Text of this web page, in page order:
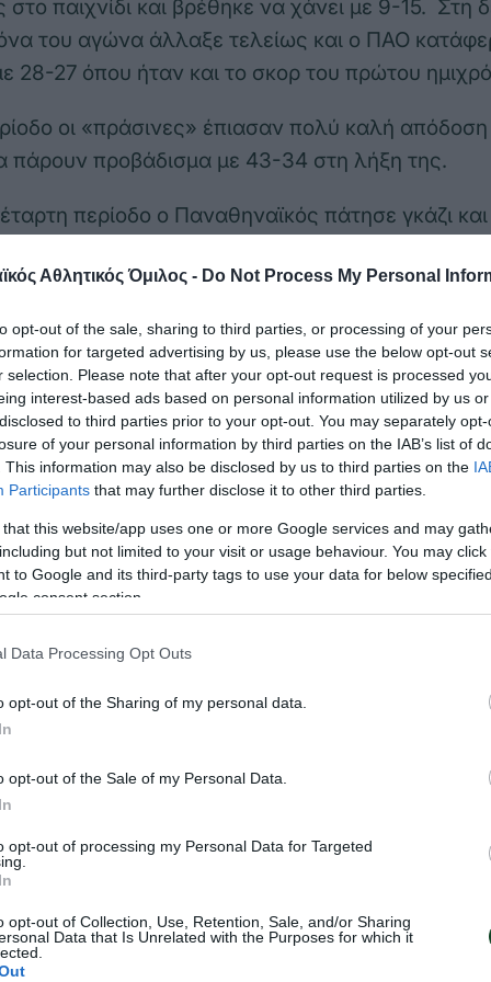
Αθλητικός Όμιλος - Do Not Process My Personal
opt-out of the sale, sharing to third parties, or processing of your
for targeted advertising by us, please use the below opt-out
selection. Please note that after your opt-out request is processed
interest-based ads based on personal information utilized by us
to third parties prior to your opt-out. You may separately
of your personal information by third parties on the IAB’s list of
This information may also be disclosed by us to third parties on the
Participants that may further disclose it to other third parties.
that this website/app uses one or more Google services and may
but not limited to your visit or usage behaviour. You may
to Google and its third-party tags to use your data for below
consent section.
Data Processing Opt Outs
opt-out of the Sharing of my personal data.
opt-out of the Sale of my Personal Data.
opt-out of processing my Personal Data for Targeted
opt-out of Collection, Use, Retention, Sale, and/or Sharing
Data that Is Unrelated with the Purposes for which it
στο παιχνίδι και βρέθηκε να χάνει με 9-15. Στη
του αγώνα άλλαξε τελείως και ο ΠΑΟ
28-27 όπου ήταν και το σκορ του πρώτου
οι «πράσινες» έπιασαν πολύ καλή απόδοση
πάρουν προβάδισμα με 43-34 στη λήξη της.
περίοδο ο Παναθηναϊκός πάτησε γκάζι
τα δεκάλεπτα του αγώνα ήταν 9-15, 28-27, 43-
(Καπογιάννη): Ριντ 23, Μαυράκη 2, Μούλη 4,
Πολίτη, Δίελα 3(1), Μακέι 20(1), Κούκη,
Κοίλια 2, Γούναρη 11(2), Σαλιάι 3,
6, Φλώρου, Κουγιανου 1, Ρέιμερ 17, Κόστοβιτς
«Πετύχαμε τον στόχο μας και πήραμε τη
ωστόσο δεν έμεινα απόλυτα ικανοποιημένη.
στις ανάγκες του παιχνιδιού και αυτό είναι
παίκτριες από την πρώτη ημέρα που ήρθα. Η
πρόβλημα τραυματισμού και δεν
στις προπονήσεις μέσα στην εβδομάδα»
στους 700 οπαδούς του Παναθηναϊκού